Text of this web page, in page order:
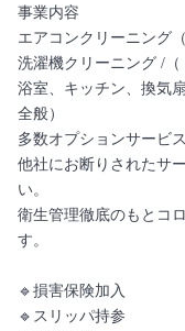
事業内容
エアコンクリーニング
洗濯機クリーニング /（
浴室、キッチン、換気
全般）
多数オプションサービ
他社にお断りされたサ
い。
衛生管理徹底のもとコ
す。
🔹損害保険加入
🔹スリッパ持参